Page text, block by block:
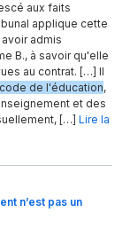
aux faits
applique cette
admis
B., à savoir qu'elle
au contrat. […] Il
code de l'éducation,
et des
[…] Lire la
n’est pas un